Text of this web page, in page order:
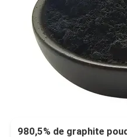
980,5% de graphite